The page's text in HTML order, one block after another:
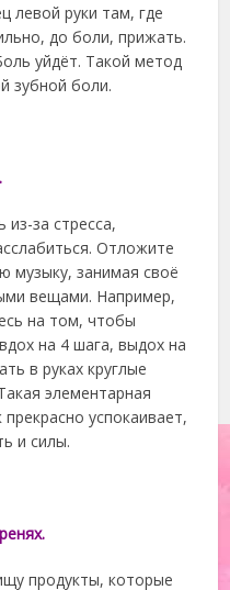
левой руки там, где
до боли, прижать.
уйдёт. Такой метод
зубной боли.
из-за стресса,
Отложите
музыку, занимая своё
вещами. Например,
на том, чтобы
на 4 шага, выдох на
в руках круглые
элементарная
успокаивает,
и силы.
продукты, которые